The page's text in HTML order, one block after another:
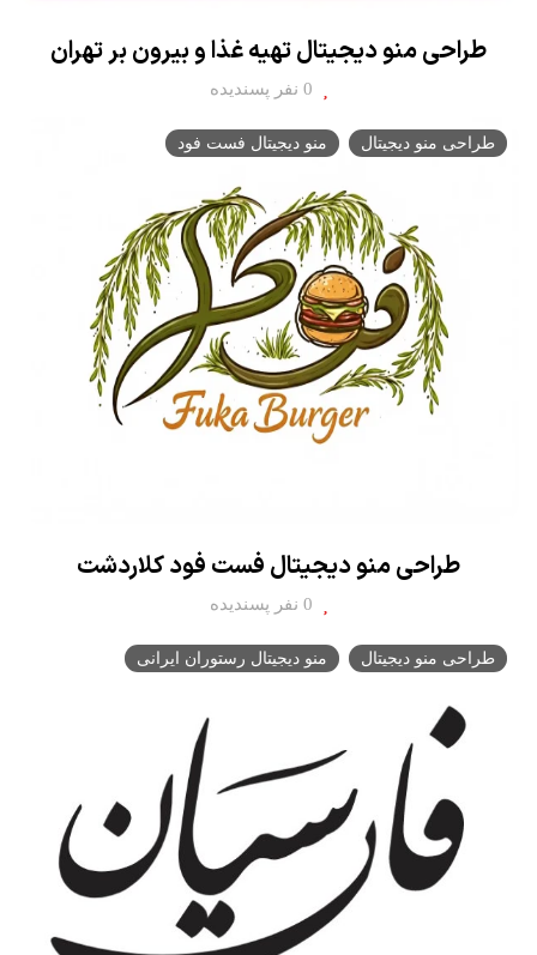
طراحی منو دیجیتال تهیه غذا و بیرون بر تهران
طراحی منو دیجیتال منو دیجیتال فست فود
طراحی منو دیجیتال فست فود کلاردشت
طراحی منو دیجیتال منو دیجیتال رستوران ایرانی